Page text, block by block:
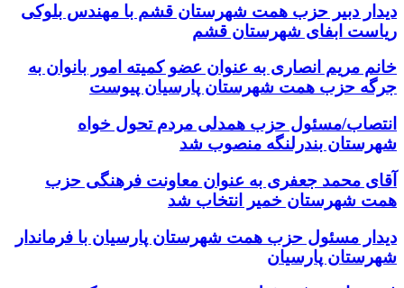
دیدار دبیر حزب همت شهرستان قشم با مهندس بلوکی
ریاست ابفای شهرستان قشم
خانم مریم انصاری به عنوان عضو کمیته امور بانوان به
جرگه حزب همت شهرستان پارسیان پیوست
انتصاب/مسئول حزب همدلی مردم تحول خواه
شهرستان بندرلنگه منصوب شد
آقای محمد جعفری به عنوان معاونت فرهنگی حزب
همت شهرستان خمیر انتخاب شد
دیدار مسئول حزب همت شهرستان پارسیان با فرماندار
شهرستان پارسیان